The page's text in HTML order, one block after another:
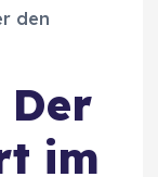
den
Der
im